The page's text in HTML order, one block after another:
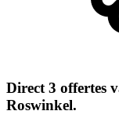
Direct 3 offertes
Roswinkel.